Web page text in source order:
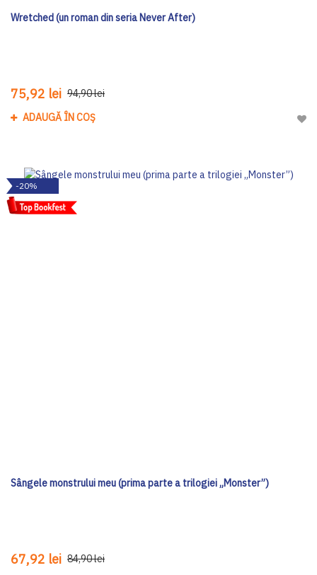
Wretched (un roman din seria Never After)
75,92 lei 94,90 lei
ADAUGĂ ÎN COȘ
-20%
Sângele monstrului meu (prima parte a trilogiei „Monster”)
67,92 lei 84,90 lei